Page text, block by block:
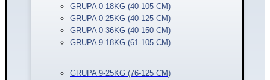
GRUPA 0-18KG (40-105 CM)
GRUPA 0-25KG (40-125 CM)
GRUPA 0-36KG (40-150 CM)
GRUPA 9-18KG (61-105 CM)
GRUPA 9-25KG (76-125 CM)